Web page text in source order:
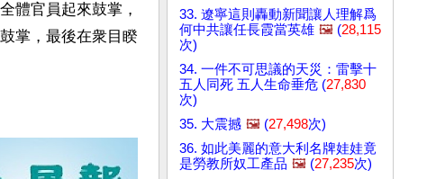
體官員起來鼓掌，
掌，最後在衆目睽
33. 遼寧這則轟動新聞讓人理解爲
何中共讓任長霞當英雄 🖼️ (28,115
次)
34. 一件不可思議的天災：雷擊十
五人同死 五人生命垂危 (27,830
次)
35. 大震撼 🖼️ (27,498次)
36. 如此美麗的意大利名牌娃娃竟
是勞教所奴工產品 🖼️ (27,235次)